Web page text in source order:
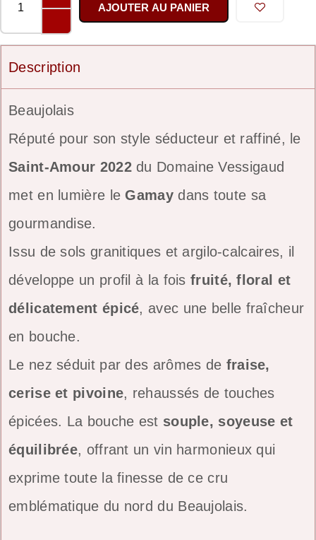
AJOUTER AU PANIER
Description
Beaujolais
Réputé pour son style séducteur et raffiné, le
Saint-Amour 2022du Domaine Vessigaud
met en lumière le Gamaydans toute sa
gourmandise.
Issu de sols granitiques et argilo-calcaires, il
développe un profil à la foisfruité, floral et
délicatement épicé, avec une belle fraîcheur
en bouche.
Le nez séduit par des arômes de fraise,
cerise et pivoine, rehaussés de touches
épicées. La bouche est souple, soyeuse et
équilibrée, offrant un vin harmonieux qui
exprime toute la finesse de ce cru
emblématique du nord du Beaujolais.